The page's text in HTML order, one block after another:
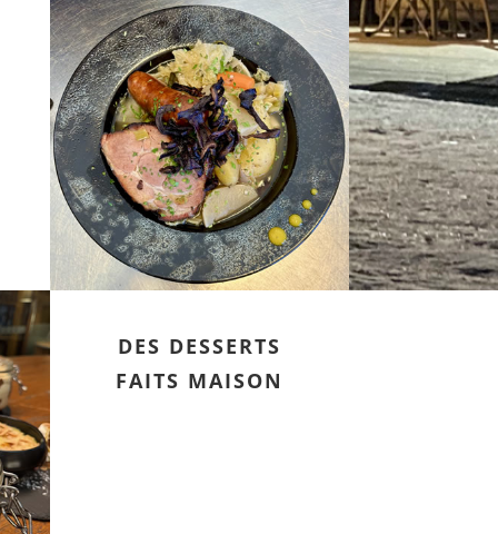
DES DESSERTS
FAITS MAISON